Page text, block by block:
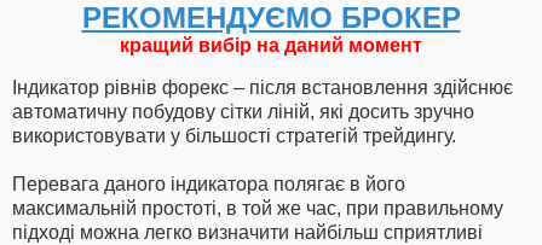
РЕКОМЕНДУЄМО БРОКЕР
кращий вибір на даний момент
Індикатор рівнів форекс – після встановлення здійснює
автоматичну побудову сітки ліній, які досить зручно
використовувати у більшості стратегій трейдингу.
Перевага даного індикатора полягає в його
максимальній простоті, в той же час, при правильному
підході можна легко визначити найбільш сприятливі